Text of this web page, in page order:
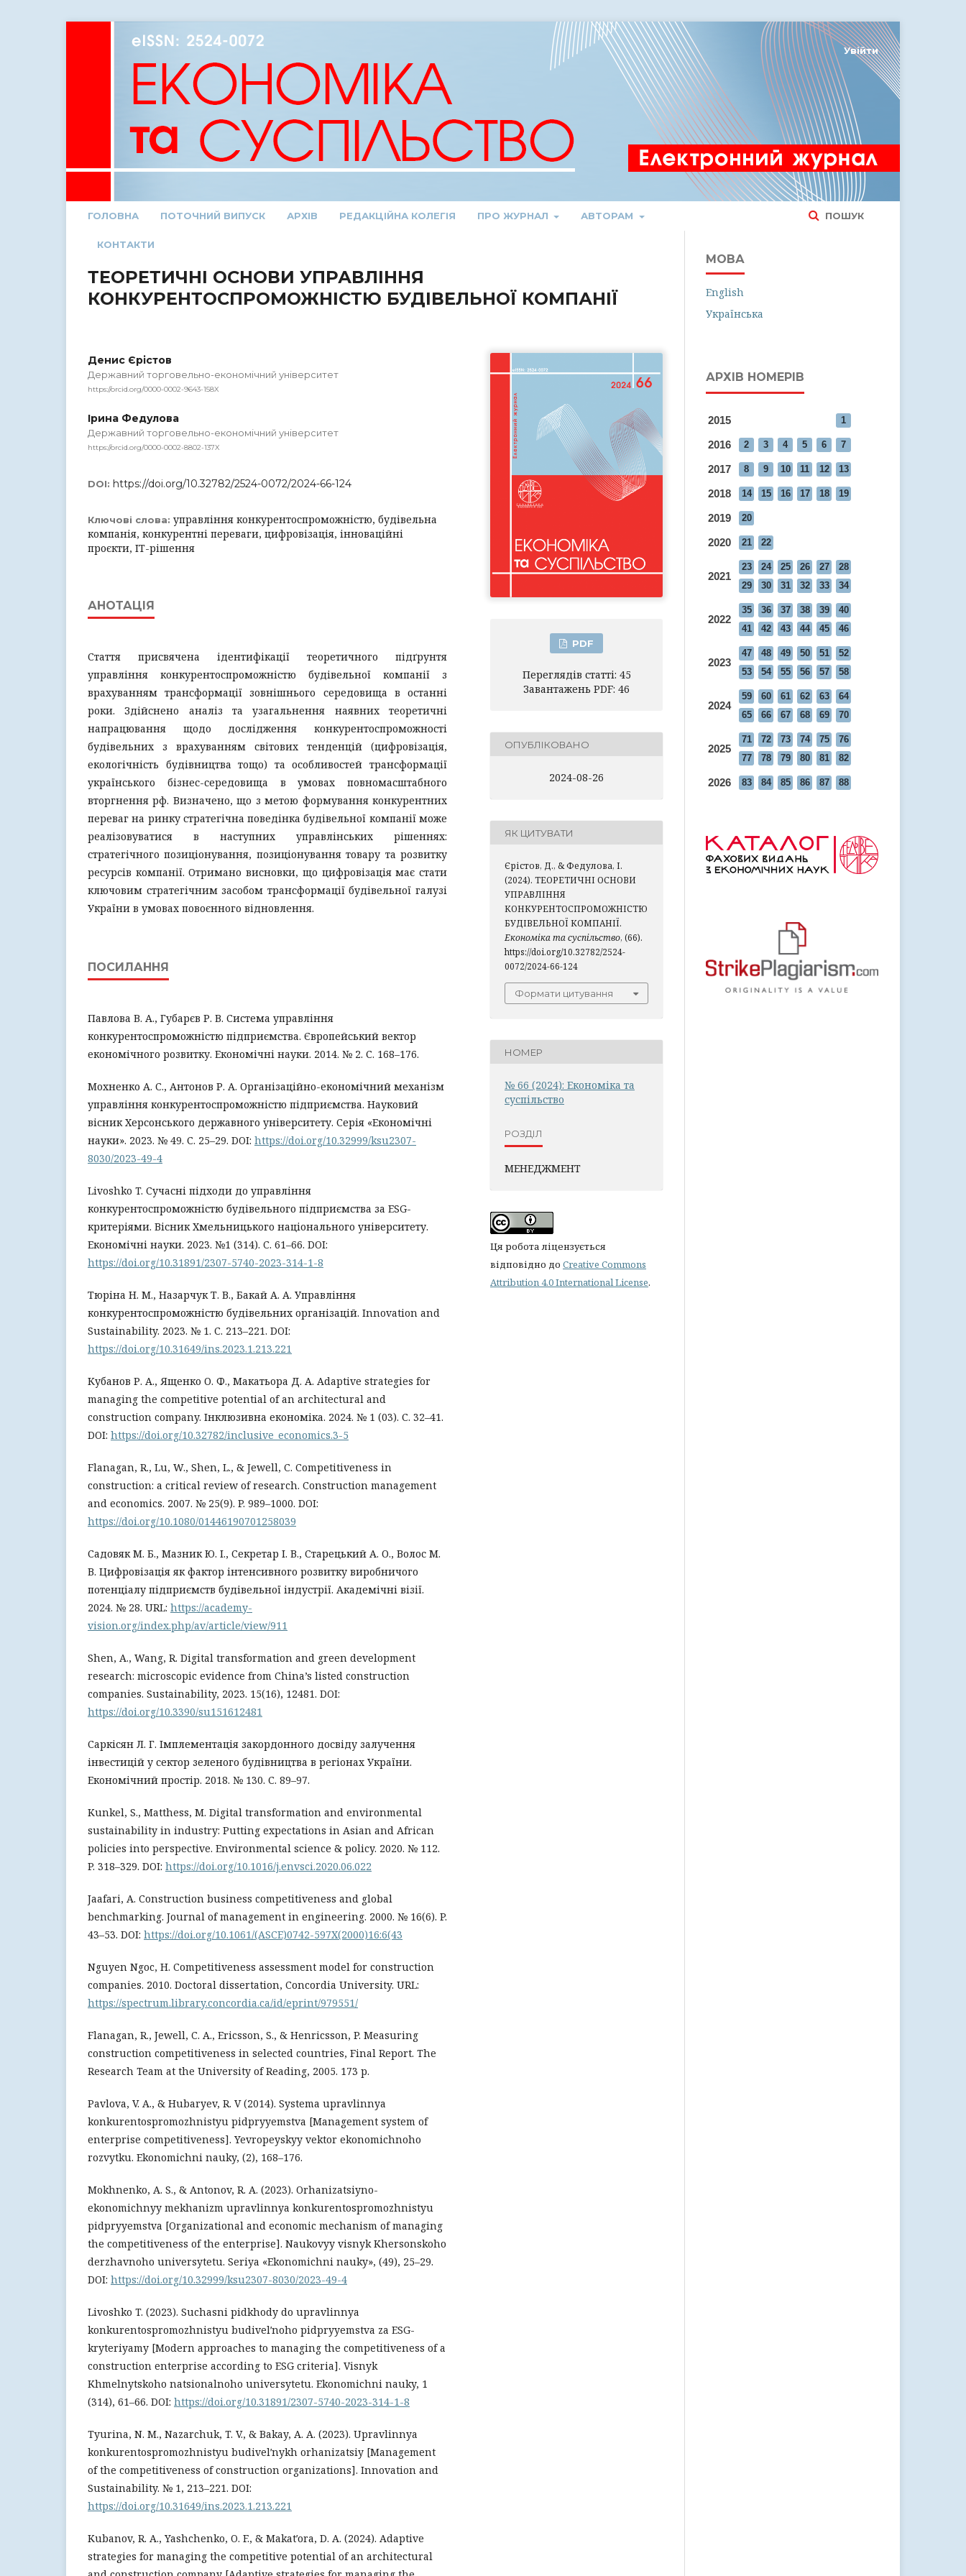
ГОЛОВНА ПОТОЧНИЙ ВИПУСК АРХІВ РЕДАКЦІЙНА КОЛЕГІЯ ПРО ЖУРНАЛ АВТОРАМ
КОНТАКТИ
ПОШУК
Увійти
ТЕОРЕТИЧНІ ОСНОВИ УПРАВЛІННЯ
КОНКУРЕНТОСПРОМОЖНІСТЮ БУДІВЕЛЬНОЇ КОМПАНІЇ
Денис Єрістов
Державний торговельно-економічний університет
https://orcid.org/0000-0002-9643-158X
Ірина Федулова
Державний торговельно-економічний університет
https://orcid.org/0000-0002-8802-137X
DOI: https://doi.org/10.32782/2524-0072/2024-66-124
Ключові слова: управління конкурентоспроможністю, будівельна
компанія, конкурентні переваги, цифровізація, інноваційні
проєкти, ІТ-рішення
АНОТАЦІЯ
Стаття присвячена ідентифікації теоретичного підґрунтя
управління конкурентоспроможністю будівельної компанії з
врахуванням трансформації зовнішнього середовища в останні
роки. Здійснено аналіз та узагальнення наявних теоретичні
напрацювання щодо дослідження конкурентоспроможності
будівельних з врахуванням світових тенденцій (цифровізація,
екологічність будівництва тощо) та особливостей трансформації
українського бізнес-середовища в умовах повномасштабного
вторгнення рф. Визначено, що з метою формування конкурентних
переваг на ринку стратегічна поведінка будівельної компанії може
реалізовуватися в наступних управлінських рішеннях:
стратегічного позиціонування, позиціонування товару та розвитку
ресурсів компанії. Отримано висновки, що цифровізація має стати
ключовим стратегічним засобом трансформації будівельної галузі
України в умовах повоєнного відновлення.
ПОСИЛАННЯ
Павлова В. А., Губарєв Р. В. Система управління
конкурентоспроможністю підприємства. Європейський вектор
економічного розвитку. Економічні науки. 2014. № 2. С. 168–176.
Мохненко А. С., Антонов Р. А. Організаційно-економічний механізм
управління конкурентоспроможністю підприємства. Науковий
вісник Херсонського державного університету. Серія «Економічні
науки». 2023. № 49. С. 25–29. DOI: https://doi.org/10.32999/ksu2307-
8030/2023-49-4
Livoshko T. Сучасні підходи до управління
конкурентоспроможністю будівельного підприємства за ESG-
критеріями. Вісник Хмельницького національного університету.
Економічні науки. 2023. №1 (314). C. 61–66. DOI:
https://doi.org/10.31891/2307-5740-2023-314-1-8
Тюріна Н. М., Назарчук Т. В., Бакай А. А. Управління
конкурентоспроможністю будівельних організацій. Innovation and
Sustainability. 2023. № 1. С. 213–221. DOI:
https://doi.org/10.31649/ins.2023.1.213.221
Кубанов Р. А., Ященко О. Ф., Макатьора Д. А. Adaptive strategies for
managing the competitive potential of an architectural and
construction company. Інклюзивна економіка. 2024. № 1 (03). С. 32–41.
DOI: https://doi.org/10.32782/inclusive_economics.3-5
Flanagan, R., Lu, W., Shen, L., & Jewell, C. Competitiveness in
construction: a critical review of research. Construction management
and economics. 2007. № 25(9). P. 989–1000. DOI:
https://doi.org/10.1080/01446190701258039
Садовяк М. Б., Мазник Ю. І., Секретар І. В., Старецький А. О., Волос М.
В. Цифровізація як фактор інтенсивного розвитку виробничого
потенціалу підприємств будівельної індустрії. Академічні візії.
2024. № 28. URL: https://academy-
vision.org/index.php/av/article/view/911
Shen, A., Wang, R. Digital transformation and green development
research: microscopic evidence from China’s listed construction
companies. Sustainability, 2023. 15(16), 12481. DOI:
https://doi.org/10.3390/su151612481
Саркісян Л. Г. Імплементація закордонного досвіду залучення
інвестицій у сектор зеленого будівництва в регіонах України.
Економічний простір. 2018. № 130. С. 89–97.
Kunkel, S., Matthess, M. Digital transformation and environmental
sustainability in industry: Putting expectations in Asian and African
policies into perspective. Environmental science & policy. 2020. № 112.
P. 318–329. DOI: https://doi.org/10.1016/j.envsci.2020.06.022
Jaafari, A. Construction business competitiveness and global
benchmarking. Journal of management in engineering. 2000. № 16(6). P.
43–53. DOI: https://doi.org/10.1061/(ASCE)0742-597X(2000)16:6(43
Nguyen Ngoc, H. Competitiveness assessment model for construction
companies. 2010. Doctoral dissertation, Concordia University. URL:
https://spectrum.library.concordia.ca/id/eprint/979551/
Flanagan, R., Jewell, C. A., Ericsson, S., & Henricsson, P. Measuring
construction competitiveness in selected countries, Final Report. The
Research Team at the University of Reading, 2005. 173 p.
Pavlova, V. A., & Hubaryev, R. V (2014). Systema upravlinnya
konkurentospromozhnistyu pidpryyemstva [Management system of
enterprise competitiveness]. Yevropeyskyy vektor ekonomichnoho
rozvytku. Ekonomichni nauky, (2), 168–176.
Mokhnenko, A. S., & Antonov, R. A. (2023). Orhanizatsiyno-
ekonomichnyy mekhanizm upravlinnya konkurentospromozhnistyu
pidpryyemstva [Organizational and economic mechanism of managing
the competitiveness of the enterprise]. Naukovyy visnyk Khersonskoho
derzhavnoho universytetu. Seriya «Ekonomichni nauky», (49), 25–29.
DOI: https://doi.org/10.32999/ksu2307-8030/2023-49-4
Livoshko T. (2023). Suchasni pidkhody do upravlinnya
konkurentospromozhnistyu budivelʹnoho pidpryyemstva za ESG-
kryteriyamy [Modern approaches to managing the competitiveness of a
construction enterprise according to ESG criteria]. Visnyk
Khmelnytskoho natsionalnoho universytetu. Ekonomichni nauky, 1
(314), 61–66. DOI: https://doi.org/10.31891/2307-5740-2023-314-1-8
Tyurina, N. M., Nazarchuk, T. V., & Bakay, A. A. (2023). Upravlinnya
konkurentospromozhnistyu budivelʹnykh orhanizatsiy [Management
of the competitiveness of construction organizations]. Innovation and
Sustainability. № 1, 213–221. DOI:
https://doi.org/10.31649/ins.2023.1.213.221
Kubanov, R. A., Yashchenko, O. F., & Makatʹora, D. A. (2024). Adaptive
strategies for managing the competitive potential of an architectural
PDF
Переглядів статті: 45
Завантажень PDF: 46
ОПУБЛІКОВАНО
2024-08-26
ЯК ЦИТУВАТИ
Єрістов, Д., & Федулова, І.
(2024). ТЕОРЕТИЧНІ ОСНОВИ
УПРАВЛІННЯ
КОНКУРЕНТОСПРОМОЖНІСТЮ
БУДІВЕЛЬНОЇ КОМПАНІЇ.
Економіка та суспільство, (66).
https://doi.org/10.32782/2524-
0072/2024-66-124
Формати цитування
НОМЕР
№ 66 (2024): Економіка та
суспільство
РОЗДІЛ
МЕНЕДЖМЕНТ
Ця робота ліцензується
відповідно до Creative Commons
Attribution 4.0 International License.
МОВА
English
Українська
АРХІВ НОМЕРІВ
2015 1
2016 2 3 4 5 6 7
2017 8 9 10 11 12 13
2018 14 15 16 17 18 19
2019 20
2020 21 22
2021
23 24 25 26 27
28
29
30 31 32 33 34
2022
35 36 37 38 39
40
41
42 43 44 45 46
2023
47 48 49 50 51
52
53
54 55 56 57 58
2024
59 60 61 62 63
64
65
66 67 68 69 70
2025
71 72 73 74 75
76
77
78 79 80 81 82
2026 83 84 85 86 87 88